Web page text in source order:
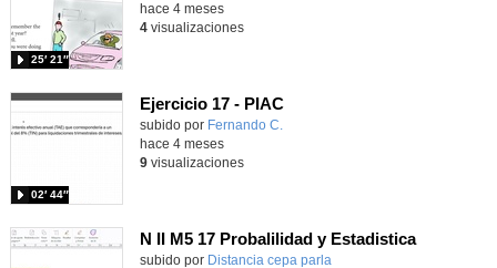
25′ 21″
hace 4 meses
4visualizaciones
Ejercicio 17 - PIAC
Contenido educativo.
subido por Fernando C.
02′ 44″
hace 4 meses
9visualizaciones
N II M5 17 Probalilidad y Estadistica
Contenido educativo.
subido por Distancia cepa parla